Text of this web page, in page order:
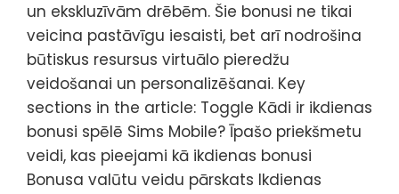
un ekskluzīvām drēbēm. Šie bonusi ne tikai
veicina pastāvīgu iesaisti, bet arī nodrošina
būtiskus resursus virtuālo pieredžu
veidošanai un personalizēšanai. Key
sections in the article: Toggle Kādi ir ikdienas
bonusi spēlē Sims Mobile? Īpašo priekšmetu
veidi, kas pieejami kā ikdienas bonusi
Bonusa valūtu veidu pārskats Ikdienas